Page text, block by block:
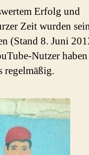
Erfolg und
Zeit wurden
(Stand 8. Juni
Nutzer haben
regelmäßig.